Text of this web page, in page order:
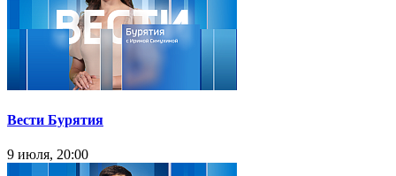
Вести Бурятия
9 июля, 20:00